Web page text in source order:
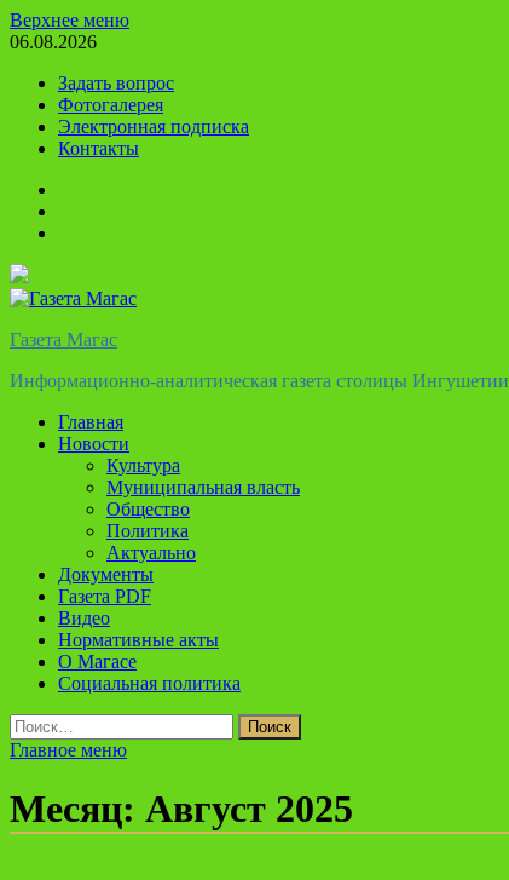
Перейти
к
Верхнее меню
06.08.2026
Задать вопрос
Фотогалерея
Электронная подписка
Контакты
Газета Магас
Информационно-аналитическая газета столицы Ингушетии
Главная
Новости
Культура
Муниципальная власть
Общество
Политика
Актуально
Документы
Газета PDF
Видео
Нормативные акты
О Магасе
Социальная политика
Найти:
Главное меню
Месяц: Август 2025